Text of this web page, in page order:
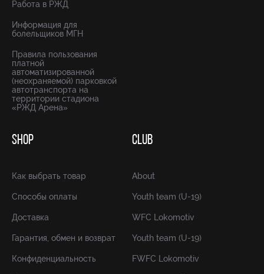
Работа в РЖД
Информация для
болельщиков МГН
Правила пользования
платной
автоматизированной
(неохраняемой) парковкой
автотранспорта на
территории стадиона
«РЖД Арена»
SHOP
Как выбрать товар
Способы оплаты
Доставка
Гарантия, обмен и возврат
Конфиденциальность
CLUB
About
Youth team (U-19)
WFC Lokomotiv
Youth team (U-19)
FWFC Lokomotiv